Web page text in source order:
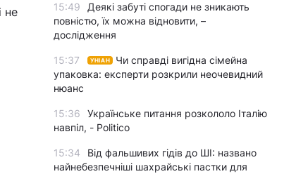
не
15:49
Деякі забуті спогади не зникають
повністю, їх можна відновити, –
дослідження
15:37 УНІАН
Чи справді вигідна сімейна
упаковка: експерти розкрили неочевидний
нюанс
15:36
Українське питання розкололо Італію
навпіл, - Politico
15:34
Від фальшивих гідів до ШІ: названо
найнебезпечніші шахрайські пастки для